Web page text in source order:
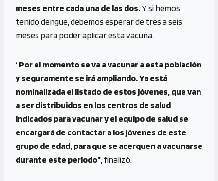
meses entre cada una de las dos.Y si hemos
tenido dengue, debemos esperar de tres a seis
meses para poder aplicar esta vacuna.
“Por el momento se va a vacunar a esta población
y seguramente se irá ampliando. Ya está
nominalizada el listado de estos jóvenes, que van
a ser distribuidos en los centros de salud
indicados para vacunar y el equipo de salud se
encargará de contactar a los jóvenes de este
grupo de edad, para que se acerquen a vacunarse
durante este periodo” , finalizó.